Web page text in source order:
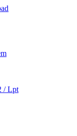
/ Lpt